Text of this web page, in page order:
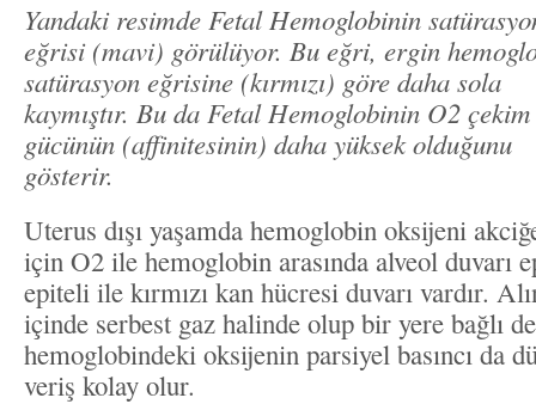
Yandaki resimde Fetal Hemoglobinin
eğrisi (mavi) görülüyor. Bu eğri, ergin
satürasyon eğrisine (kırmızı) göre daha sola
kaymıştır. Bu da Fetal Hemoglobinin O2 çekim
gücünün (affinitesinin) daha yüksek olduğunu
gösterir.
Uterus dışı yaşamda hemoglobin oksijeni
için O2 ile hemoglobin arasında alveol duvarı
epiteli ile kırmızı kan hücresi duvarı vardır.
içinde serbest gaz halinde olup bir yere bağlı
hemoglobindeki oksijenin parsiyel basıncı da
veriş kolay olur.